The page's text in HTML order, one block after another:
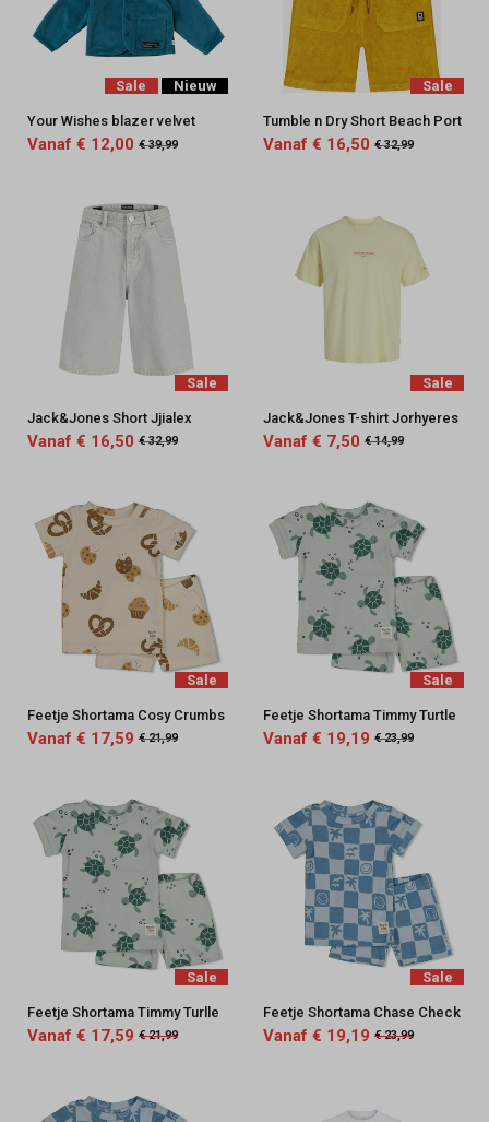
Sale Nieuw
Your Wishes blazer velvet
Vanaf € 12,00 € 39,99
Sale
Tumble n Dry Short Beach Port
Vanaf € 16,50 € 32,99
Sale
Jack&Jones Short Jjialex
Vanaf € 16,50 € 32,99
Sale
Jack&Jones T-shirt Jorhyeres
Vanaf € 7,50 € 14,99
Sale
Feetje Shortama Cosy Crumbs
Vanaf € 17,59 € 21,99
Sale
Feetje Shortama Timmy Turtle
Vanaf € 19,19 € 23,99
Sale
Feetje Shortama Timmy Turlle
Vanaf € 17,59 € 21,99
Sale
Feetje Shortama Chase Check
Vanaf € 19,19 € 23,99